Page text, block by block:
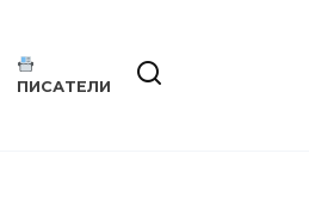
ПИСАТЕЛИ